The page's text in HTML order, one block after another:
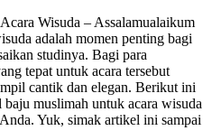
Wisuda – Assalamualaikum
adalah momen penting bagi
studinya. Bagi para
tepat untuk acara tersebut
cantik dan elegan. Berikut ini
muslimah untuk acara wisuda
Yuk, simak artikel ini sampai